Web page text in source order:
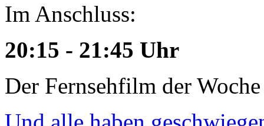
Im Anschluss:
20:15 - 21:45 Uhr
Der Fernsehfilm der Woche